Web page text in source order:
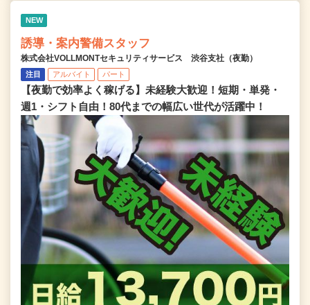
NEW
誘導・案内警備スタッフ
株式会社VOLLMONTセキュリティサービス 渋谷支社（夜勤）
注目 アルバイト パート
【夜勤で効率よく稼げる】未経験大歓迎！短期・単発・
週1・シフト自由！80代までの幅広い世代が活躍中！